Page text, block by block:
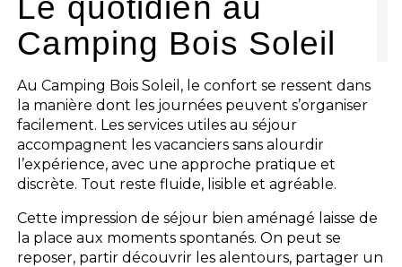
Les activités
Les infos pratiques
Camping Bois Soleil
Au Camping Bois Soleil, le confort se ressent dans
la manière dont les journées peuvent s’organiser
facilement. Les services utiles au séjour
accompagnent les vacanciers sans alourdir
l’expérience, avec une approche pratique et
discrète. Tout reste fluide, lisible et agréable.
Cette impression de séjour bien aménagé laisse de
la place aux moments spontanés. On peut se
reposer, partir découvrir les alentours, partager un